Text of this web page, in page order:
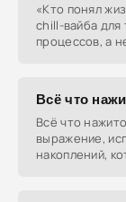
«Кто понял
chill-вайба для
процессов, а
Всё что
Всё что
выражение,
накоплений,